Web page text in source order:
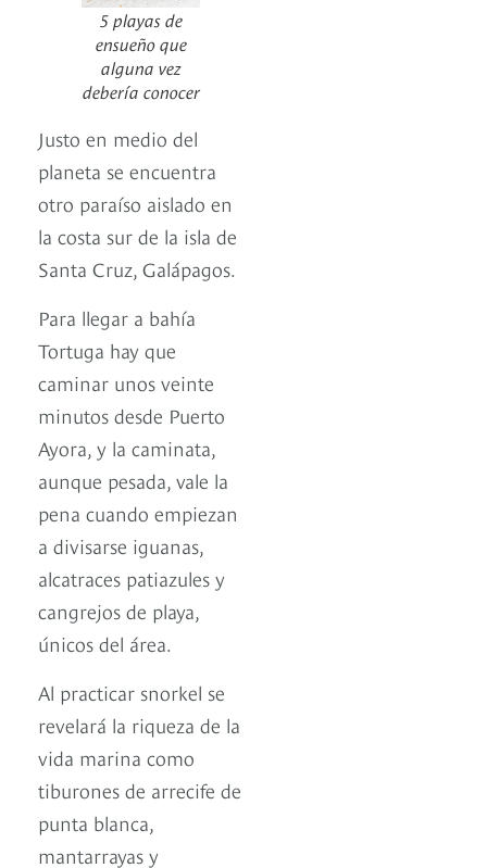
5 playas de
ensueño que
alguna vez
debería conocer
Justo en medio del
planeta se encuentra
otro paraíso aislado en
la costa sur de la isla de
Santa Cruz, Galápagos.
Para llegar a bahía
Tortuga hay que
caminar unos veinte
minutos desde Puerto
Ayora, y la caminata,
aunque pesada, vale la
pena cuando empiezan
a divisarse iguanas,
alcatraces patiazules y
cangrejos de playa,
únicos del área.
Al practicar snorkel se
revelará la riqueza de la
vida marina como
tiburones de arrecife de
punta blanca,
mantarrayas y